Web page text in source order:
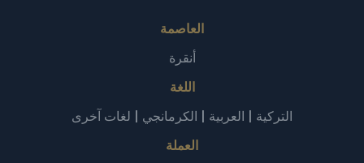
العاصمة
أنقرة
اللغة
التركية | العربية | الكرمانجي | لغات آخرى
العملة